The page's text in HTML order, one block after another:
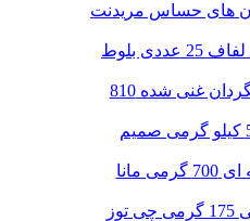
های حساس مریدنت
بلوط